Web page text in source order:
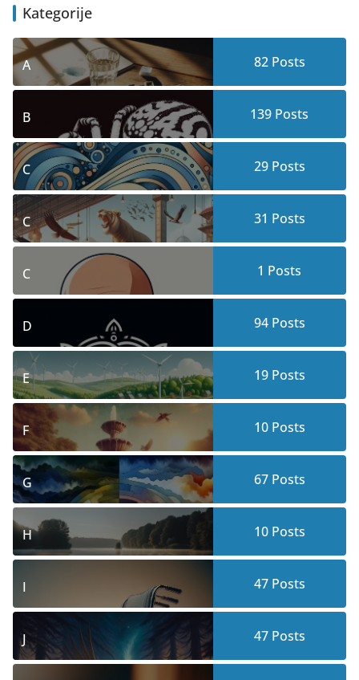
Kategorije
A 82Posts
B 139 Posts
C 29Posts
C 31 Posts
C 1 Posts
D 94Posts
E 19Posts
F 10Posts
G 67Posts
H 10Posts
I 47Posts
J 47Posts